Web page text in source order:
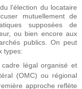
l'élection du locataire
mutuellement de
supposées de
ou bien encore aux
publics. On peut
types:
légal organisé et
(OMC) ou régional
approche reflète